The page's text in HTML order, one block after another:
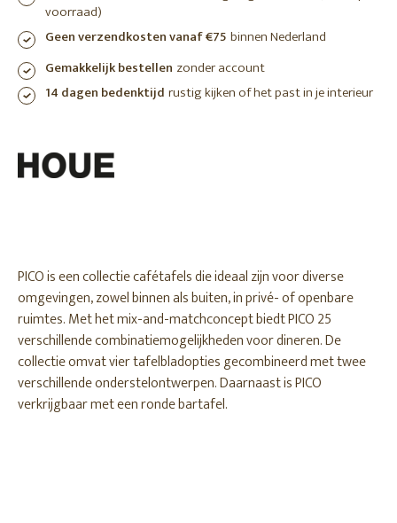
voorraad)
Geen verzendkosten vanaf €75 binnen Nederland
Gemakkelijk bestellen zonder account
14 dagen bedenktijd rustig kijken of het past in je interieur
PICO is een collectie cafétafels die ideaal zijn voor diverse
omgevingen, zowel binnen als buiten, in privé- of openbare
ruimtes. Met het mix-and-matchconcept biedt PICO 25
verschillende combinatiemogelijkheden voor dineren. De
collectie omvat vier tafelbladopties gecombineerd met twee
verschillende onderstelontwerpen. Daarnaast is PICO
verkrijgbaar met een ronde bartafel.